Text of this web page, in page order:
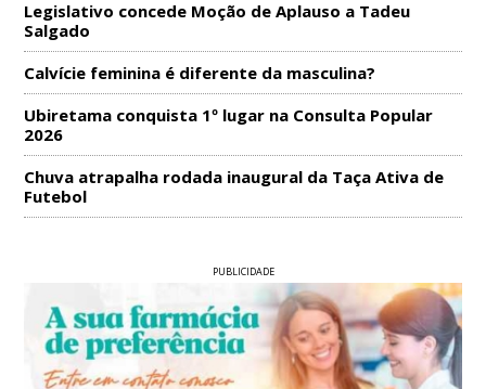
Legislativo concede Moção de Aplauso a Tadeu
Salgado
Calvície feminina é diferente da masculina?
Ubiretama conquista 1º lugar na Consulta Popular
2026
Chuva atrapalha rodada inaugural da Taça Ativa de
Futebol
PUBLICIDADE